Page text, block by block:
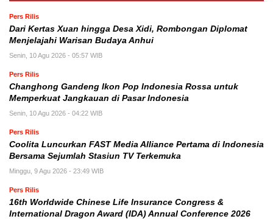
Pers Rilis
Dari Kertas Xuan hingga Desa Xidi, Rombongan Diplomat
Menjelajahi Warisan Budaya Anhui
Senin, 10 Agu 2026 - 05:57 WIB
Pers Rilis
Changhong Gandeng Ikon Pop Indonesia Rossa untuk
Memperkuat Jangkauan di Pasar Indonesia
Senin, 10 Agu 2026 - 04:22 WIB
Pers Rilis
Coolita Luncurkan FAST Media Alliance Pertama di Indonesia
Bersama Sejumlah Stasiun TV Terkemuka
Minggu, 9 Agu 2026 - 23:49 WIB
Pers Rilis
16th Worldwide Chinese Life Insurance Congress &
International Dragon Award (IDA) Annual Conference 2026